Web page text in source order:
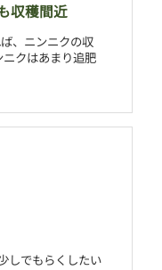
収穫間近
、ニンニクの収
クはあまり追肥
しでもらくしたい